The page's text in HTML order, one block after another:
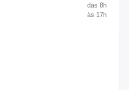
das 8h
às 17h